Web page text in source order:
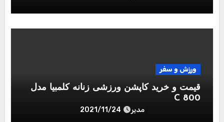
ورزش و سفر
قیمت و خرید کاپشن ورزشی زنانه کلمبیا مدل
C 800
مدیر 2021/11/24